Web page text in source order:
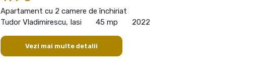
Apartament cu 2 camere de închiriat
Tudor Vladimirescu, Iasi
45 mp 2022
Vezi mai multe detalii